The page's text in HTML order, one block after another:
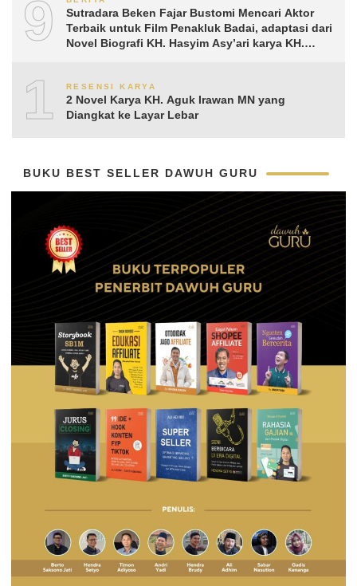
9
Sutradara Beken Fajar Bustomi Mencari Aktor
Terbaik untuk Film Penakluk Badai, adaptasi dari
Novel Biografi KH. Hasyim Asy’ari karya KH.
10RESENSI KARYA
2 Novel Karya KH. Aguk Irawan MN yang
Diangkat ke Layar Lebar
BUKU BEST SELLER DAWUH GURU